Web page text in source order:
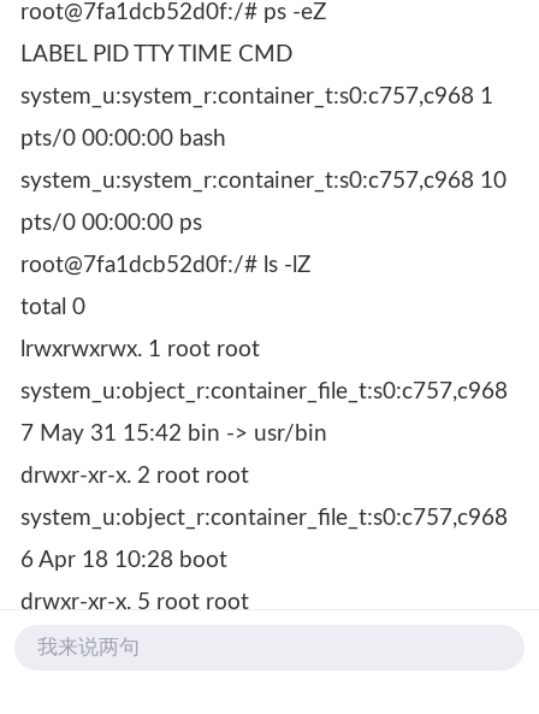
root@7fa1dcb52d0f:/# ps -eZ
LABEL PID TTY TIME CMD
system_u:system_r:container_t:s0:c757,c968 1
pts/0 00:00:00 bash
system_u:system_r:container_t:s0:c757,c968 10
pts/0 00:00:00 ps
root@7fa1dcb52d0f:/# ls -lZ
total 0
lrwxrwxrwx. 1 root root
system_u:object_r:container_file_t:s0:c757,c968
7 May 31 15:42 bin -> usr/bin
drwxr-xr-x. 2 root root
system_u:object_r:container_file_t:s0:c757,c968
6 Apr 18 10:28 boot
drwxr-xr-x. 5 root root
system_u:object_r:container_file_t:s0:c757,c968
我来说两句